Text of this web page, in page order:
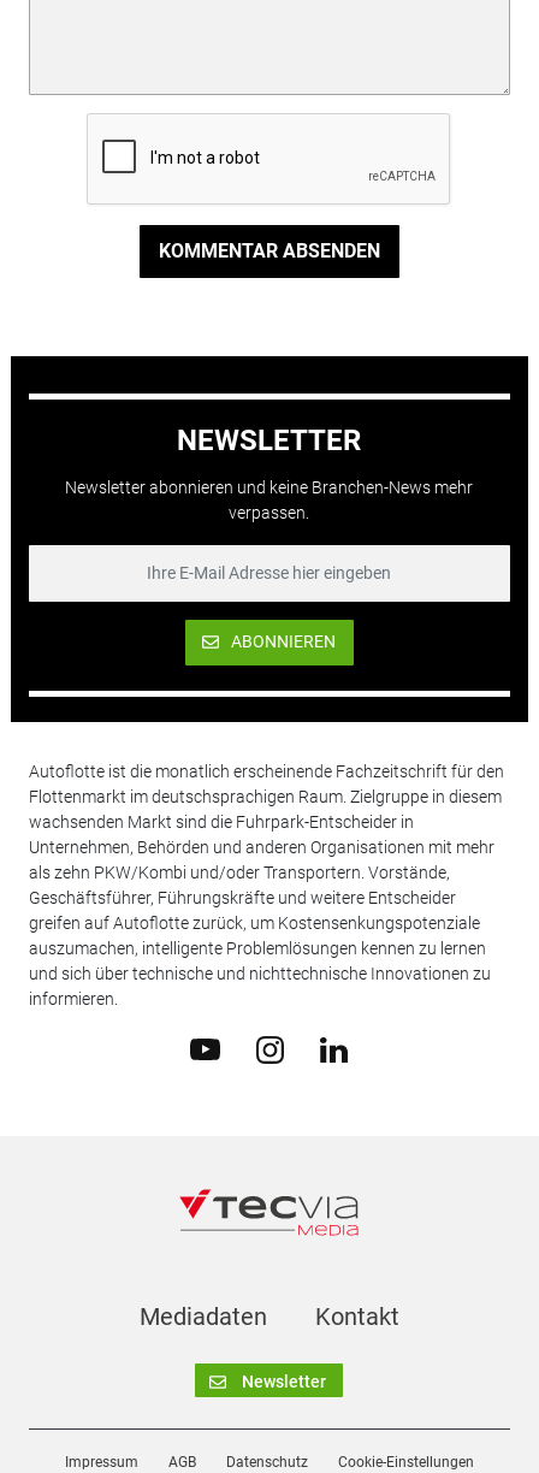
KOMMENTAR ABSENDEN
NEWSLETTER
Newsletter abonnieren und keine Branchen-News mehr
verpassen.
ABONNIEREN
Autoflotte ist die monatlich erscheinende Fachzeitschrift für den
Flottenmarkt im deutschsprachigen Raum. Zielgruppe in diesem
wachsenden Markt sind die Fuhrpark-Entscheider in
Unternehmen, Behörden und anderen Organisationen mit mehr
als zehn PKW/Kombi und/oder Transportern. Vorstände,
Geschäftsführer, Führungskräfte und weitere Entscheider
greifen auf Autoflotte zurück, um Kostensenkungspotenziale
auszumachen, intelligente Problemlösungen kennen zu lernen
und sich über technische und nichttechnische Innovationen zu
informieren.
Mediadaten Kontakt
Newsletter
Impressum AGB Datenschutz Cookie-Einstellungen